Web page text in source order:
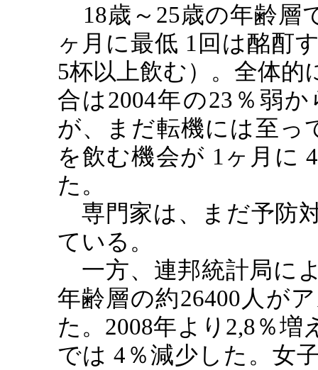
18歳～ 25歳の年齢層
ヶ月に最低 1回は酩酊
5杯以上飲む）。全体
合は2004年の23 ％弱か
が、まだ転機には至っ
を飲む機会が 1ヶ月に
た。
専門家は、まだ予防
ている。
一方、連邦統計局に
年齢層の約26400 人が
た。 2008年より 2,8％増
では 4％減少した。女